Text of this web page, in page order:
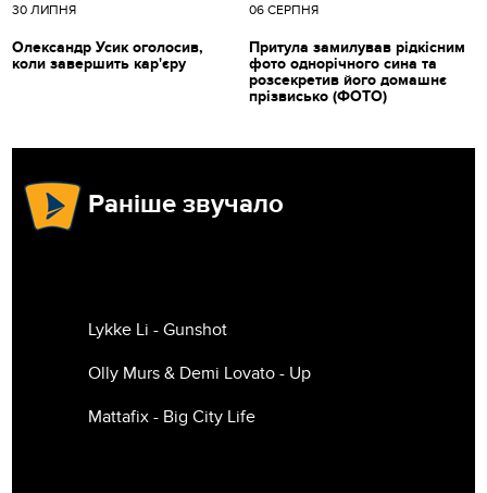
30 ЛИПНЯ
Олександр Усик оголосив,
коли завершить кар'єру
06 СЕРПНЯ
Притула замилував рідкісним
фото однорічного сина та
розсекретив його домашнє
прізвисько (ФОТО)
Раніше звучало
Lykke Li - Gunshot
Olly Murs & Demi Lovato - Up
Mattafix - Big City Life